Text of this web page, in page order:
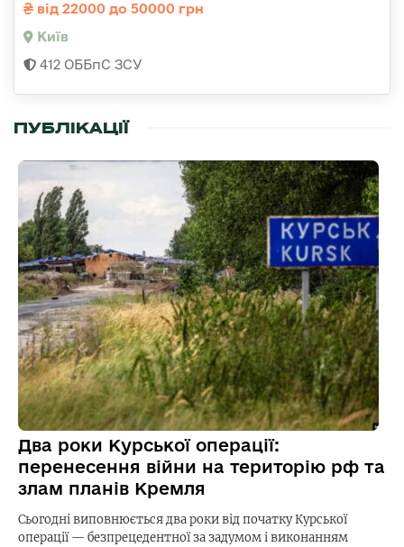
від 22000 до 50000 грн
Київ
412 ОББпС ЗСУ
ПУБЛІКАЦІЇ
Два роки Курської операції:
перенесення війни на територію рф та
злам планів Кремля
Сьогодні виповнюється два роки від початку Курської
операції — безпрецедентної за задумом і виконанням